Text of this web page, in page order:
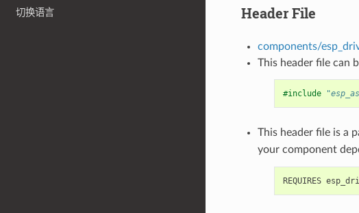
切换语言
Header File
components/
This header file can
#include
This header file is a
your component